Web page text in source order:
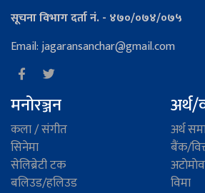
सूचना विभाग दर्ता नं. - ४७०/०७४/०७५
Email: jagaransanchar@gmail.com
मनोरञ्जन
कला / संगीत
सिनेमा
सेलिब्रेटी टक
बलिउड/हलिउड
अर्थ/
अर्थ
बैंक/
विमा